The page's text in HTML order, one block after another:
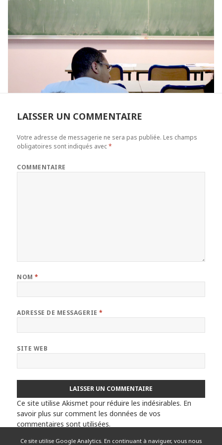
Ce site utilise Google Analytics. En continuant à naviguer, vous nous
LAISSER UN COMMENTAIRE
Votre adresse de messagerie ne sera pas publiée. Les champs
obligatoires sont indiqués avec*
COMMENTAIRE
NOM*
ADRESSE DE MESSAGERIE*
SITE WEB
Ce site utilise Akismet pour réduire les indésirables. En
savoir plus sur comment les données de vos
commentaires sont utilisées.